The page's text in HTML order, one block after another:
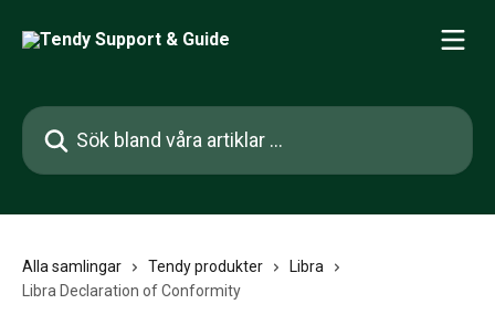
Sök bland våra artiklar …
Alla samlingar Tendy produkter
Libra
Libra Declaration of Conformity